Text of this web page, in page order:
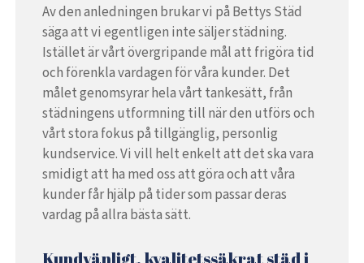
Av den anledningen brukar vi på Bettys Städ
säga att vi egentligen inte säljer städning.
Istället är vårt övergripande mål att frigöra tid
och förenkla vardagen för våra kunder. Det
målet genomsyrar hela vårt tankesätt, från
städningens utformning till när den utförs och
vårt stora fokus på tillgänglig, personlig
kundservice. Vi vill helt enkelt att det ska vara
smidigt att ha med oss att göra och att våra
kunder får hjälp på tider som passar deras
vardag på allra bästa sätt.
Kundvänligt, kvalitetssäkrat städ i